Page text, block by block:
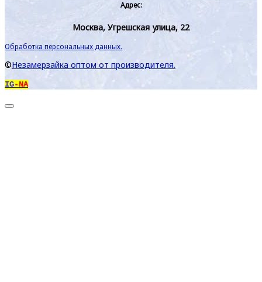
Адрес:
Москва, Угрешская улица, 22
Обработка персональных данных.
©Незамерзайка оптом от производителя.
IG-NA